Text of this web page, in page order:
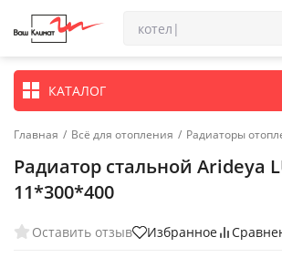
КАТАЛОГ
Главная / Всё для отопления / Радиаторы
Радиатор стальной Arideya
11*300*400
Оставить отзыв Избранное